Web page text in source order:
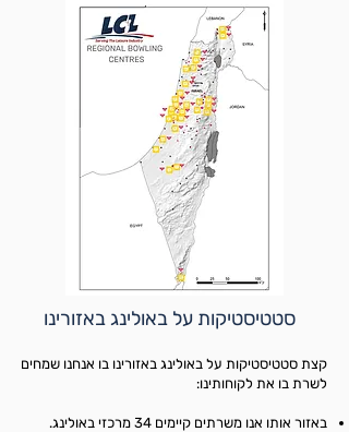
סטטיסטיקות על באולינג באזורינו
קצת סטטיסטיקות על באולינג באזורינו בו אנחנו שמחים
לשרת בו את לקוחותינו:
באזור אותו אנו משרתים קיימים 34 מרכזי באולינג.